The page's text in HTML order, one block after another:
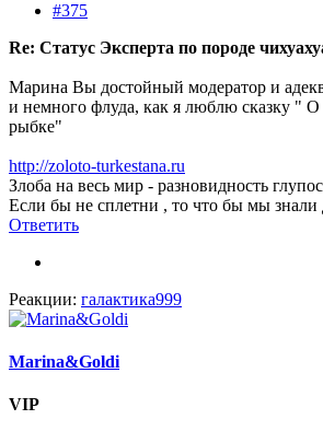
#375
Re: Статус Эксперта по породе
Марина Вы достойный модератор и
и немного флуда, как я люблю сказку " О
рыбке"
http://zoloto-turkestana.ru
Злоба на весь мир - разновидность
Если бы не сплетни , то что бы мы знали
Ответить
Реакции: галактика999
Marina&Goldi
VIP